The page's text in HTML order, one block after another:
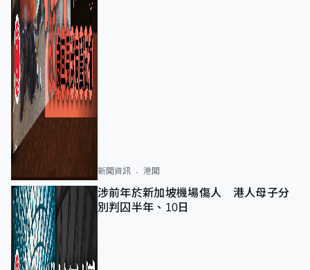
新聞資訊 港聞
涉前年於新加坡機場傷人 港人母子分
別判囚半年、10日